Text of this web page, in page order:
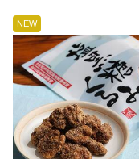
NEW